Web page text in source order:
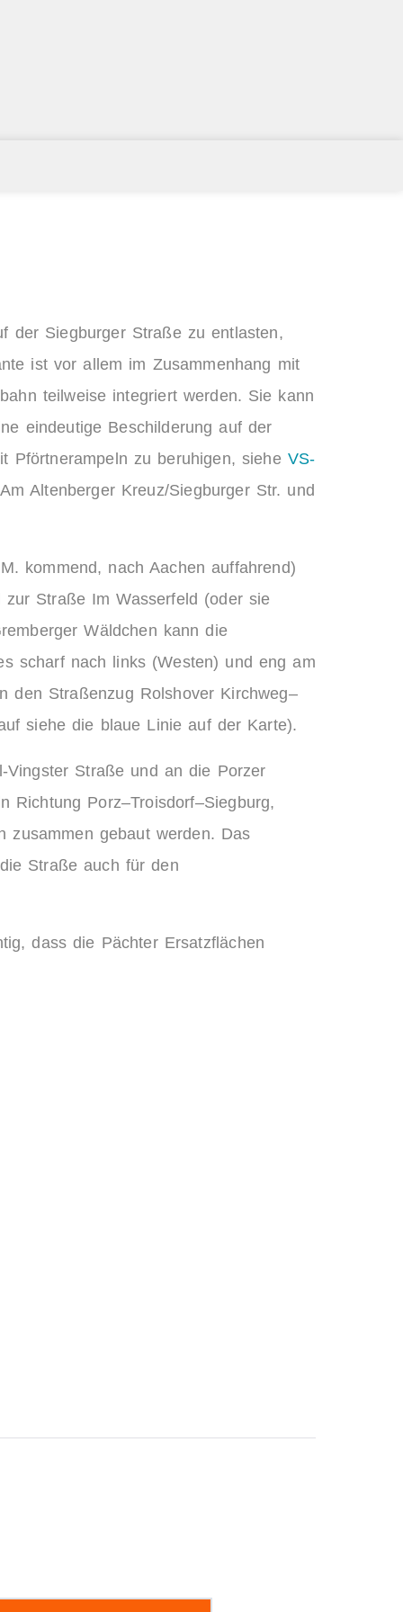
der Siegburger Straße zu entlasten,
ist vor allem im Zusammenhang mit
teilweise integriert werden. Sie kann
eindeutige Beschilderung auf der
Pförtnerampeln zu beruhigen, siehe VS-
Altenberger Kreuz/Siegburger Str. und
kommend, nach Aachen auffahrend)
Straße Im Wasserfeld (oder sie
Wäldchen kann die
scharf nach links (Westen) und eng am
den Straßenzug Rolshover Kirchweg–
siehe die blaue Linie auf der Karte).
Vingster Straße und an die Porzer
Richtung Porz–Troisdorf–Siegburg,
zusammen gebaut werden. Das
Straße auch für den
dass die Pächter Ersatzflächen